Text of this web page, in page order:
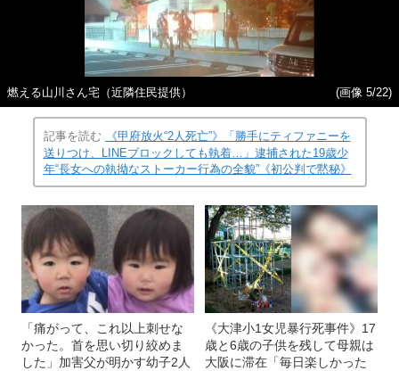
燃える山川さん宅（近隣住民提供） (画像 5/22)
記事を読む
《甲府放火“2人死亡”》「勝手にティファニーを
送りつけ、LINEブロックしても執着…」逮捕された19歳少
年“長女への執拗なストーカー行為の全貌”《初公判で黙秘》
「痛がって、これ以上刺せな
かった。首を思い切り絞めま
した」加害父が明かす幼子2人
《大津小1女児暴行死事件》17
歳と6歳の子供を残して母親は
大阪に滞在「毎日楽しかった